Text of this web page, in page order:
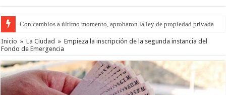
Con cambios a último momento, aprobaron la ley de propiedad privada
Inicio » La Ciudad » Empieza la inscripción de la segunda instancia del
Fondo de Emergencia